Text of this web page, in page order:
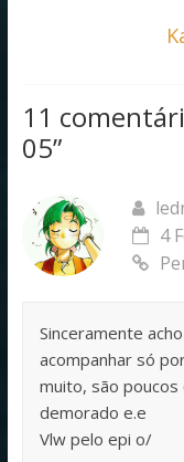
11
05”
4
Sinceramente
acompanhar só
muito, são
demorado e.e
Vlw pelo epi o/